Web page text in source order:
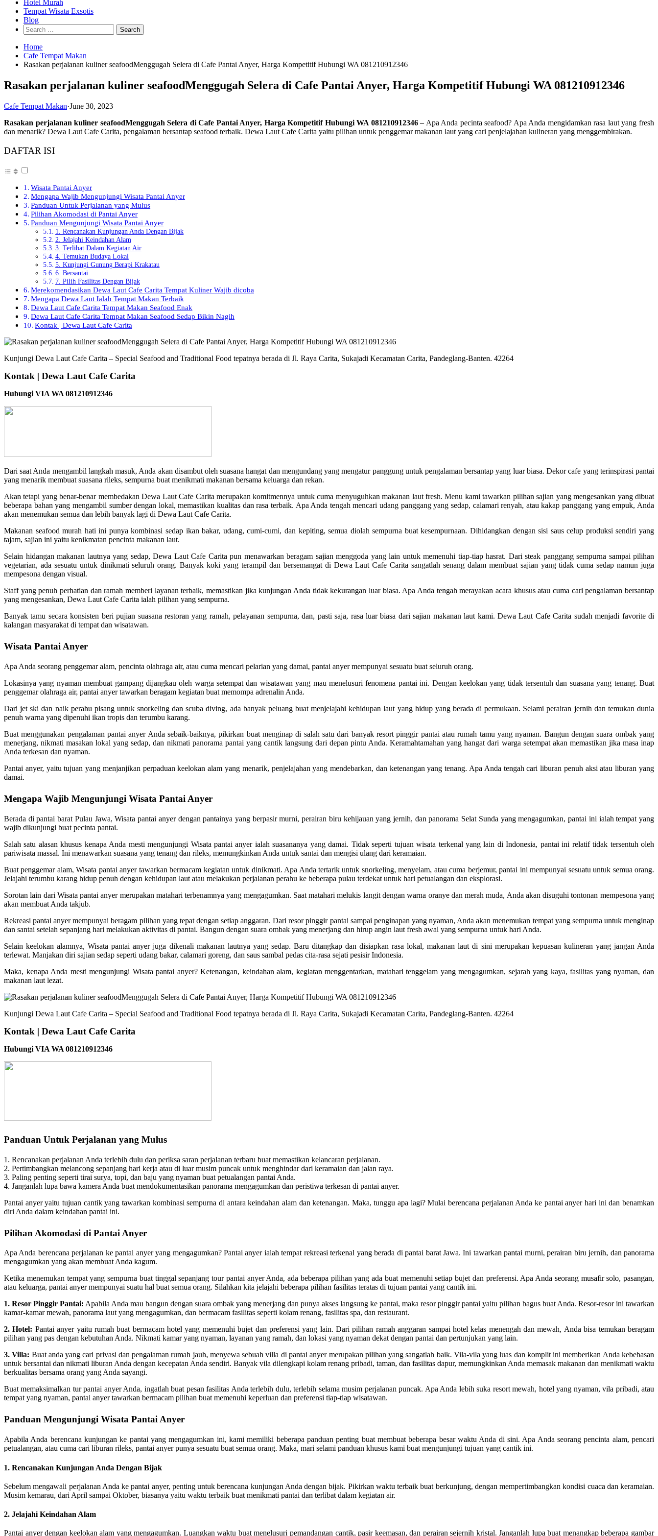
Hotel Murah
Tempat Wisata Exsotis
Blog
Search
for:
Home
Cafe Tempat Makan
Rasakan perjalanan kuliner seafoodMenggugah Selera di Cafe Pantai Anyer, Harga Kompetitif Hubungi WA 081210912346
Rasakan perjalanan kuliner seafoodMenggugah Selera di Cafe Pantai Anyer, Harga Kompetitif Hubungi WA 081210912346
Cafe Tempat Makan·June 30, 2023
Rasakan perjalanan kuliner seafoodMenggugah Selera di Cafe Pantai Anyer, Harga Kompetitif Hubungi WA 081210912346– Apa Anda pecinta seafood? Apa Anda mengidamkan rasa laut yang fresh
dan menarik? Dewa Laut Cafe Carita, pengalaman bersantap seafood terbaik. Dewa Laut Cafe Carita yaitu pilihan untuk penggemar makanan laut yang cari penjelajahan kulineran yang menggembirakan.
DAFTAR ISI
Wisata Pantai Anyer
Mengapa Wajib Mengunjungi Wisata Pantai Anyer
Panduan Untuk Perjalanan yang Mulus
Pilihan Akomodasi di Pantai Anyer
Panduan Mengunjungi Wisata Pantai Anyer
1. Rencanakan Kunjungan Anda Dengan Bijak
2. Jelajahi Keindahan Alam
3. Terlibat Dalam Kegiatan Air
4. Temukan Budaya Lokal
5. Kunjungi Gunung Berapi Krakatau
6. Bersantai
7. Pilih Fasilitas Dengan Bijak
Merekomendasikan Dewa Laut Cafe Carita Tempat Kuliner Wajib dicoba
Mengapa Dewa Laut Ialah Tempat Makan Terbaik
Dewa Laut Cafe Carita Tempat Makan Seafood Enak
Dewa Laut Cafe Carita Tempat Makan Seafood Sedap Bikin Nagih
Kontak | Dewa Laut Cafe Carita
Kunjungi Dewa Laut Cafe Carita – Special Seafood and Traditional Food tepatnya berada di Jl. Raya Carita, Sukajadi Kecamatan Carita, Pandeglang-Banten. 42264
Kontak | Dewa Laut Cafe Carita
Hubungi VIA WA 081210912346
Dari saat Anda mengambil langkah masuk, Anda akan disambut oleh suasana hangat dan mengundang yang mengatur panggung untuk pengalaman bersantap yang luar biasa. Dekor cafe yang terinspirasi pantai
yang menarik membuat suasana rileks, sempurna buat menikmati makanan bersama keluarga dan rekan.
Akan tetapi yang benar-benar membedakan Dewa Laut Cafe Carita merupakan komitmennya untuk cuma menyuguhkan makanan laut fresh. Menu kami tawarkan pilihan sajian yang mengesankan yang dibuat
beberapa bahan yang mengambil sumber dengan lokal, memastikan kualitas dan rasa terbaik. Apa Anda tengah mencari udang panggang yang sedap, calamari renyah, atau kakap panggang yang empuk, Anda
akan menemukan semua dan lebih banyak lagi di Dewa Laut Cafe Carita.
Makanan seafood murah hati ini punya kombinasi sedap ikan bakar, udang, cumi-cumi, dan kepiting, semua diolah sempurna buat kesempurnaan. Dihidangkan dengan sisi saus celup produksi sendiri yang
tajam, sajian ini yaitu kenikmatan pencinta makanan laut.
Selain hidangan makanan lautnya yang sedap, Dewa Laut Cafe Carita pun menawarkan beragam sajian menggoda yang lain untuk memenuhi tiap-tiap hasrat. Dari steak panggang sempurna sampai pilihan
vegetarian, ada sesuatu untuk dinikmati seluruh orang. Banyak koki yang terampil dan bersemangat di Dewa Laut Cafe Carita sangatlah senang dalam membuat sajian yang tidak cuma sedap namun juga
mempesona dengan visual.
Staff yang penuh perhatian dan ramah memberi layanan terbaik, memastikan jika kunjungan Anda tidak kekurangan luar biasa. Apa Anda tengah merayakan acara khusus atau cuma cari pengalaman bersantap
yang mengesankan, Dewa Laut Cafe Carita ialah pilihan yang sempurna.
Banyak tamu secara konsisten beri pujian suasana restoran yang ramah, pelayanan sempurna, dan, pasti saja, rasa luar biasa dari sajian makanan laut kami. Dewa Laut Cafe Carita sudah menjadi favorite di
kalangan masyarakat di tempat dan wisatawan.
Wisata Pantai Anyer
Apa Anda seorang penggemar alam, pencinta olahraga air, atau cuma mencari pelarian yang damai, pantai anyer mempunyai sesuatu buat seluruh orang.
Lokasinya yang nyaman membuat gampang dijangkau oleh warga setempat dan wisatawan yang mau menelusuri fenomena pantai ini. Dengan keelokan yang tidak tersentuh dan suasana yang tenang. Buat
penggemar olahraga air, pantai anyer tawarkan beragam kegiatan buat memompa adrenalin Anda.
Dari jet ski dan naik perahu pisang untuk snorkeling dan scuba diving, ada banyak peluang buat menjelajahi kehidupan laut yang hidup yang berada di permukaan. Selami perairan jernih dan temukan dunia
penuh warna yang dipenuhi ikan tropis dan terumbu karang.
Buat menggunakan pengalaman pantai anyer Anda sebaik-baiknya, pikirkan buat menginap di salah satu dari banyak resort pinggir pantai atau rumah tamu yang nyaman. Bangun dengan suara ombak yang
menerjang, nikmati masakan lokal yang sedap, dan nikmati panorama pantai yang cantik langsung dari depan pintu Anda. Keramahtamahan yang hangat dari warga setempat akan memastikan jika masa inap
Anda terkesan dan nyaman.
Pantai anyer, yaitu tujuan yang menjanjikan perpaduan keelokan alam yang menarik, penjelajahan yang mendebarkan, dan ketenangan yang tenang. Apa Anda tengah cari liburan penuh aksi atau liburan yang
damai.
Mengapa Wajib Mengunjungi Wisata Pantai Anyer
Berada di pantai barat Pulau Jawa, Wisata pantai anyer dengan pantainya yang berpasir murni, perairan biru kehijauan yang jernih, dan panorama Selat Sunda yang mengagumkan, pantai ini ialah tempat yang
wajib dikunjungi buat pecinta pantai.
Salah satu alasan khusus kenapa Anda mesti mengunjungi Wisata pantai anyer ialah suasananya yang damai. Tidak seperti tujuan wisata terkenal yang lain di Indonesia, pantai ini relatif tidak tersentuh oleh
pariwisata massal. Ini menawarkan suasana yang tenang dan rileks, memungkinkan Anda untuk santai dan mengisi ulang dari keramaian.
Buat penggemar alam, Wisata pantai anyer tawarkan bermacam kegiatan untuk dinikmati. Apa Anda tertarik untuk snorkeling, menyelam, atau cuma berjemur, pantai ini mempunyai sesuatu untuk semua orang.
Jelajahi terumbu karang hidup penuh dengan kehidupan laut atau melakukan perjalanan perahu ke beberapa pulau terdekat untuk hari petualangan dan eksplorasi.
Sorotan lain dari Wisata pantai anyer merupakan matahari terbenamnya yang mengagumkan. Saat matahari melukis langit dengan warna oranye dan merah muda, Anda akan disuguhi tontonan mempesona yang
akan membuat Anda takjub.
Rekreasi pantai anyer mempunyai beragam pilihan yang tepat dengan setiap anggaran. Dari resor pinggir pantai sampai penginapan yang nyaman, Anda akan menemukan tempat yang sempurna untuk menginap
dan santai setelah sepanjang hari melakukan aktivitas di pantai. Bangun dengan suara ombak yang menerjang dan hirup angin laut fresh awal yang sempurna untuk hari Anda.
Selain keelokan alamnya, Wisata pantai anyer juga dikenali makanan lautnya yang sedap. Baru ditangkap dan disiapkan rasa lokal, makanan laut di sini merupakan kepuasan kulineran yang jangan Anda
terlewat. Manjakan diri sajian sedap seperti udang bakar, calamari goreng, dan saus sambal pedas cita-rasa sejati pesisir Indonesia.
Maka, kenapa Anda mesti mengunjungi Wisata pantai anyer? Ketenangan, keindahan alam, kegiatan menggentarkan, matahari tenggelam yang mengagumkan, sejarah yang kaya, fasilitas yang nyaman, dan
makanan laut lezat.
Kunjungi Dewa Laut Cafe Carita – Special Seafood and Traditional Food tepatnya berada di Jl. Raya Carita, Sukajadi Kecamatan Carita, Pandeglang-Banten. 42264
Kontak | Dewa Laut Cafe Carita
Hubungi VIA WA 081210912346
Panduan Untuk Perjalanan yang Mulus
1. Rencanakan perjalanan Anda terlebih dulu dan periksa saran perjalanan terbaru buat memastikan kelancaran perjalanan.
2. Pertimbangkan melancong sepanjang hari kerja atau di luar musim puncak untuk menghindar dari keramaian dan jalan raya.
3. Paling penting seperti tirai surya, topi, dan baju yang nyaman buat petualangan pantai Anda.
4. Janganlah lupa bawa kamera Anda buat mendokumentasikan panorama mengagumkan dan peristiwa terkesan di pantai anyer.
Pantai anyer yaitu tujuan cantik yang tawarkan kombinasi sempurna di antara keindahan alam dan ketenangan. Maka, tunggu apa lagi? Mulai berencana perjalanan Anda ke pantai anyer hari ini dan benamkan
diri Anda dalam keindahan pantai ini.
Pilihan Akomodasi di Pantai Anyer
Apa Anda berencana perjalanan ke pantai anyer yang mengagumkan? Pantai anyer ialah tempat rekreasi terkenal yang berada di pantai barat Jawa. Ini tawarkan pantai murni, perairan biru jernih, dan panorama
mengagumkan yang akan membuat Anda kagum.
Ketika menemukan tempat yang sempurna buat tinggal sepanjang tour pantai anyer Anda, ada beberapa pilihan yang ada buat memenuhi setiap bujet dan preferensi. Apa Anda seorang musafir solo, pasangan,
atau keluarga, pantai anyer mempunyai suatu hal buat semua orang. Silahkan kita jelajahi beberapa pilihan fasilitas teratas di tujuan pantai yang cantik ini.
1. Resor Pinggir Pantai: Apabila Anda mau bangun dengan suara ombak yang menerjang dan punya akses langsung ke pantai, maka resor pinggir pantai yaitu pilihan bagus buat Anda. Resor-resor ini tawarkan
kamar-kamar mewah, panorama laut yang mengagumkan, dan bermacam fasilitas seperti kolam renang, fasilitas spa, dan restaurant.
2. Hotel: Pantai anyer yaitu rumah buat bermacam hotel yang memenuhi bujet dan preferensi yang lain. Dari pilihan ramah anggaran sampai hotel kelas menengah dan mewah, Anda bisa temukan beragam
pilihan yang pas dengan kebutuhan Anda. Nikmati kamar yang nyaman, layanan yang ramah, dan lokasi yang nyaman dekat dengan pantai dan pertunjukan yang lain.
3. Villa: Buat anda yang cari privasi dan pengalaman rumah jauh, menyewa sebuah villa di pantai anyer merupakan pilihan yang sangatlah baik. Vila-vila yang luas dan komplit ini memberikan Anda kebebasan
untuk bersantai dan nikmati liburan Anda dengan kecepatan Anda sendiri. Banyak vila dilengkapi kolam renang pribadi, taman, dan fasilitas dapur, memungkinkan Anda memasak makanan dan menikmati waktu
berkualitas bersama orang yang Anda sayangi.
Buat memaksimalkan tur pantai anyer Anda, ingatlah buat pesan fasilitas Anda terlebih dulu, terlebih selama musim perjalanan puncak. Apa Anda lebih suka resort mewah, hotel yang nyaman, vila pribadi, atau
tempat yang nyaman, pantai anyer tawarkan bermacam pilihan buat memenuhi keperluan dan preferensi tiap-tiap wisatawan.
Panduan Mengunjungi Wisata Pantai Anyer
Apabila Anda berencana kunjungan ke pantai yang mengagumkan ini, kami memiliki beberapa panduan penting buat membuat beberapa besar waktu Anda di sini. Apa Anda seorang pencinta alam, pencari
petualangan, atau cuma cari liburan rileks, pantai anyer punya sesuatu buat semua orang. Maka, mari selami panduan khusus kami buat mengunjungi tujuan yang cantik ini.
1. Rencanakan Kunjungan Anda Dengan Bijak
Sebelum mengawali perjalanan Anda ke pantai anyer, penting untuk berencana kunjungan Anda dengan bijak. Pikirkan waktu terbaik buat berkunjung, dengan mempertimbangkan kondisi cuaca dan keramaian.
Musim kemarau, dari April sampai Oktober, biasanya yaitu waktu terbaik buat menikmati pantai dan terlibat dalam kegiatan air.
2. Jelajahi Keindahan Alam
Pantai anyer dengan keelokan alam yang mengagumkan. Luangkan waktu buat menelusuri pemandangan cantik, pasir keemasan, dan perairan sejernih kristal. Janganlah lupa buat menangkap beberapa gambar